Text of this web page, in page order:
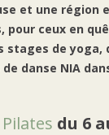
et une région
pour ceux en
de yoga,
danse NIA
du 6